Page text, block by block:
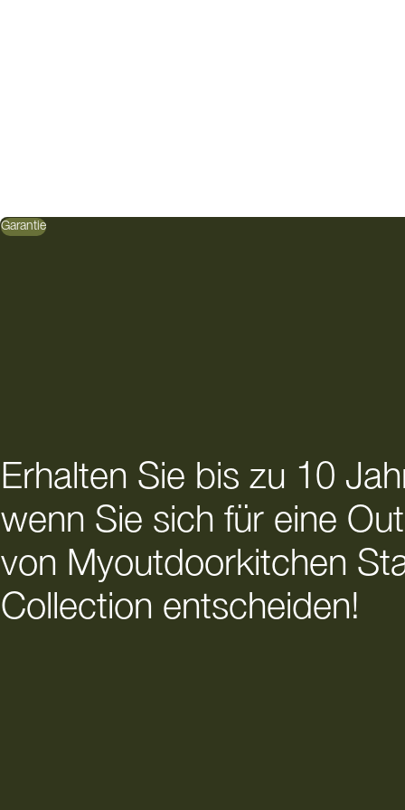
Garantie
Erhalten Sie bis zu 10
wenn Sie sich für eine
von Myoutdoorkitchen
Collection entscheiden!